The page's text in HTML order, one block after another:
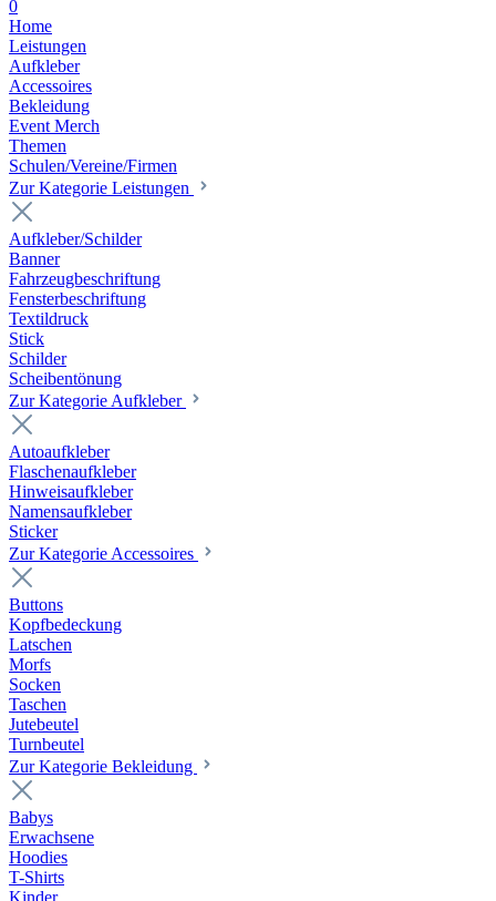
0
Home
Leistungen
Aufkleber
Accessoires
Bekleidung
Event Merch
Themen
Schulen/Vereine/Firmen
Zur Kategorie Leistungen
Aufkleber/Schilder
Banner
Fahrzeugbeschriftung
Fensterbeschriftung
Textildruck
Stick
Schilder
Scheibentönung
Zur Kategorie Aufkleber
Autoaufkleber
Flaschenaufkleber
Hinweisaufkleber
Namensaufkleber
Sticker
Zur Kategorie Accessoires
Buttons
Kopfbedeckung
Latschen
Morfs
Socken
Taschen
Jutebeutel
Turnbeutel
Zur Kategorie Bekleidung
Babys
Erwachsene
Hoodies
T-Shirts
Kinder